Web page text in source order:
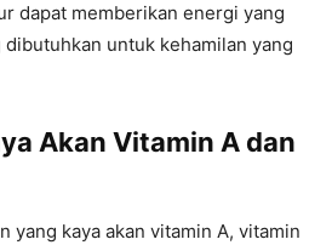
dapat memberikan energi yang
untuk kehamilan yang
Akan Vitamin A dan
yang kaya akan vitamin A, vitamin